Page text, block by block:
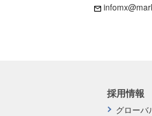
採用情報
グローバ